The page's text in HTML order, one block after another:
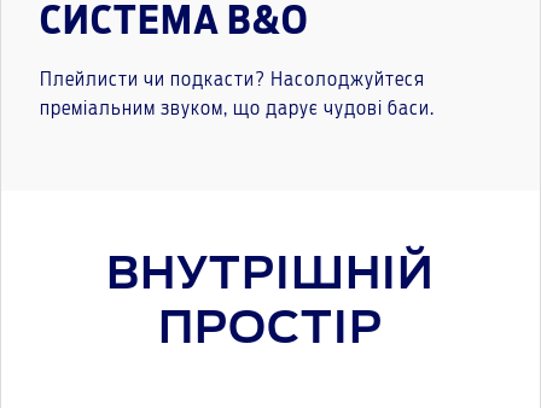
СИСТЕМА B&O
Плейлисти чи подкасти? Насолоджуйтеся
преміальним звуком, що дарує чудові баси.
ВНУТРІШНІЙ
ПРОСТІР